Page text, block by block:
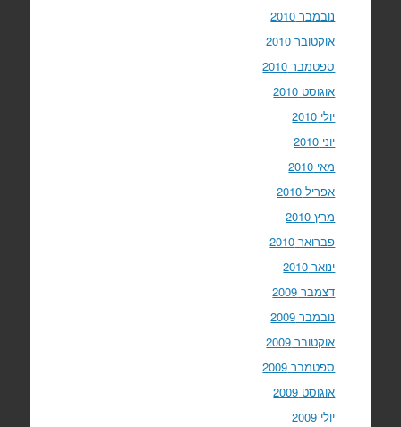
נובמבר 2010
אוקטובר 2010
ספטמבר 2010
אוגוסט 2010
יולי 2010
יוני 2010
מאי 2010
אפריל 2010
מרץ 2010
פברואר 2010
ינואר 2010
דצמבר 2009
נובמבר 2009
אוקטובר 2009
ספטמבר 2009
אוגוסט 2009
יולי 2009